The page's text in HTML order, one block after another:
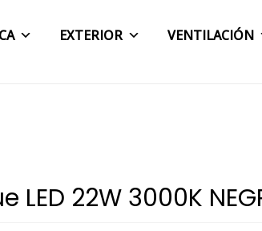
EXTERIOR
VENTILACIÓN
LED 22W 3000K